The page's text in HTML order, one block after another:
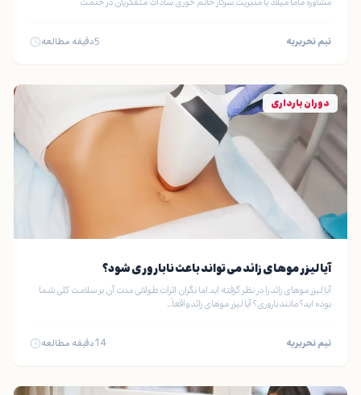
تیم تحریریه 5دقیقه مطالعه
دوران بارداری
آیا لیزر موهای زائد می تواند باعث ناباروری شود؟
آیا لیزر موهای زائد را در نظر گرفته اید اما نگران اثرات طولانی مدت آن بر سلامت کلی شما
بوده اید؟ مانند باروری؟ آیا لیزر موهای زائد واقعاً…
تیم تحریریه 14دقیقه مطالعه